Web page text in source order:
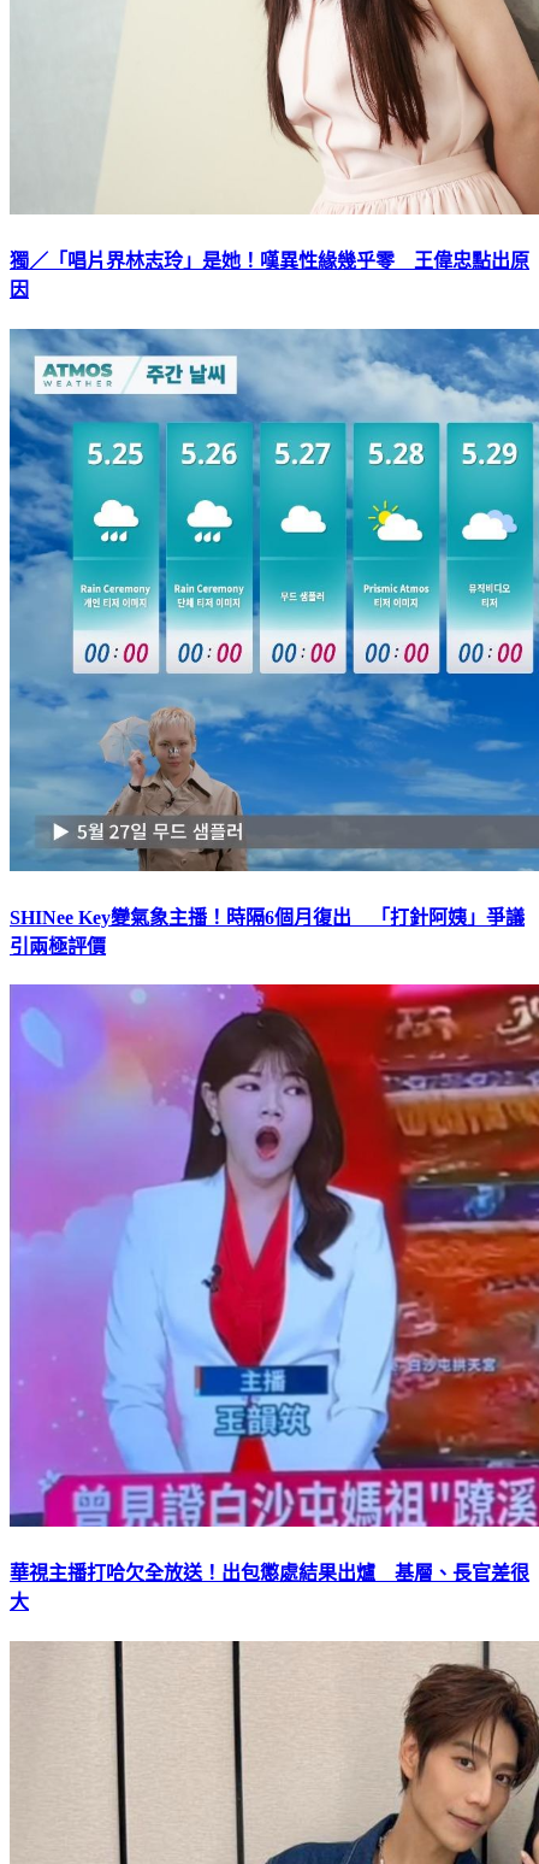
獨／「唱片界林志玲」是她！嘆異性緣幾乎零 王偉忠點出原
SHINee Key變氣象主播！時隔6個月復出 「打針阿姨」爭議
華視主播打哈欠全放送！出包懲處結果出爐 基層、長官差很